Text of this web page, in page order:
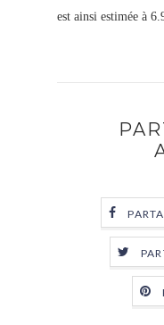
est ainsi estimée à